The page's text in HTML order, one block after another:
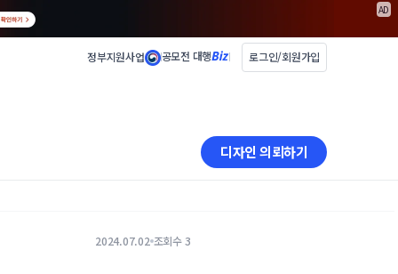
AD
정부지원사업 공모전 대행 로그인/회원가입
디자인 의뢰하기
2024.07.02 조회수 3